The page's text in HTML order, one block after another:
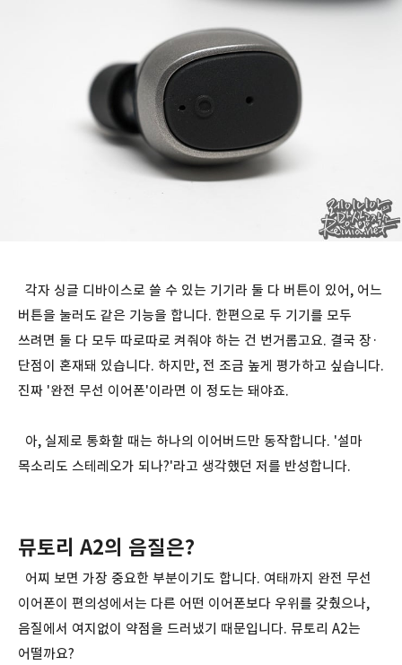
각자 싱글 디바이스로 쓸 수 있는 기기라 둘 다 버튼이 있어, 어느
버튼을 눌러도 같은 기능을 합니다. 한편으로 두 기기를 모두
쓰려면 둘 다 모두 따로따로 켜줘야 하는 건 번거롭고요. 결국 장·
단점이 혼재돼 있습니다. 하지만, 전 조금 높게 평가하고 싶습니다.
진짜 '완전 무선 이어폰'이라면 이 정도는 돼야죠.
아, 실제로 통화할 때는 하나의 이어버드만 동작합니다. '설마
목소리도 스테레오가 되나?'라고 생각했던 저를 반성합니다.
뮤토리 A2의 음질은?
어찌 보면 가장 중요한 부분이기도 합니다. 여태까지 완전 무선
이어폰이 편의성에서는 다른 어떤 이어폰보다 우위를 갖췄으나,
음질에서 여지없이 약점을 드러냈기 때문입니다. 뮤토리 A2는
어떨까요?